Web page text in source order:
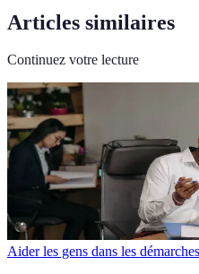
Articles similaires
Continuez votre lecture
Aider les gens dans les